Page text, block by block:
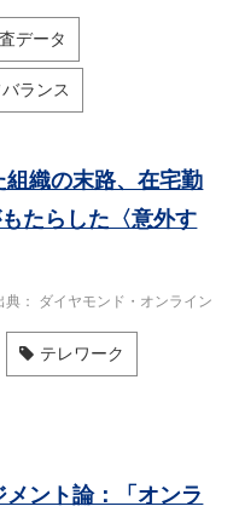
データ
ランス
織の末路、在宅勤
たらした〈意外す
典 ダイヤモンド・オンライン
テレワーク
メント論：「オンラ